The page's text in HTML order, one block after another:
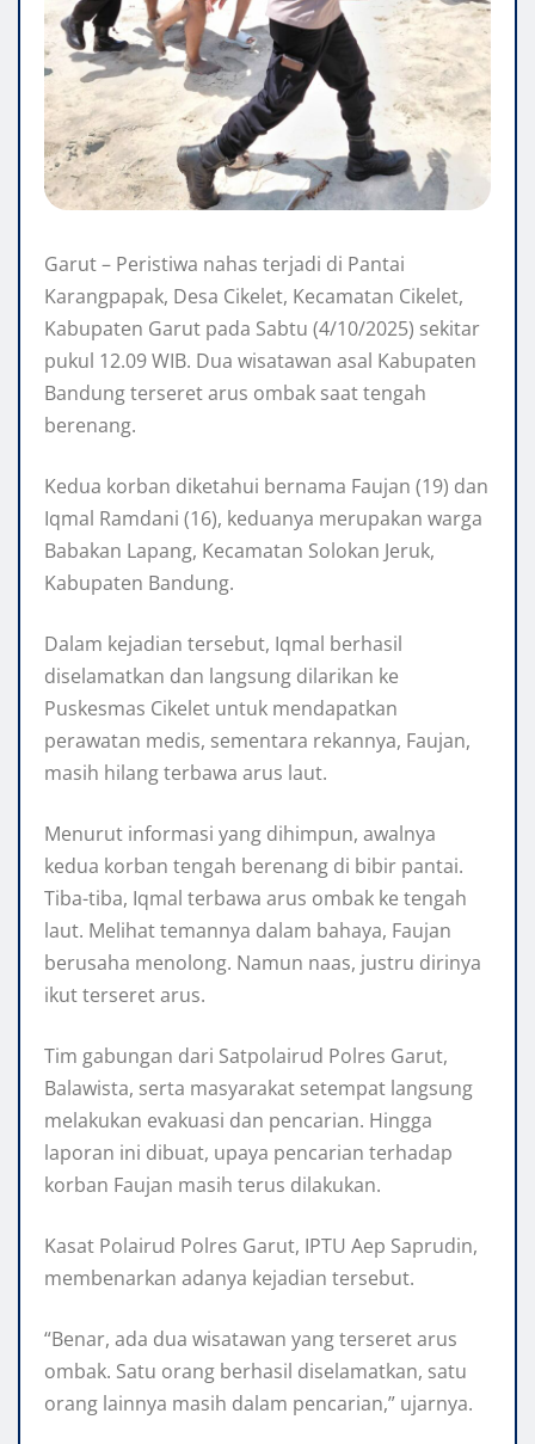
Garut – Peristiwa nahas terjadi di Pantai
Karangpapak, Desa Cikelet, Kecamatan Cikelet,
Kabupaten Garut pada Sabtu (4/10/2025) sekitar
pukul 12.09 WIB. Dua wisatawan asal Kabupaten
Bandung terseret arus ombak saat tengah
berenang.
Kedua korban diketahui bernama Faujan (19) dan
Iqmal Ramdani (16), keduanya merupakan warga
Babakan Lapang, Kecamatan Solokan Jeruk,
Kabupaten Bandung.
Dalam kejadian tersebut, Iqmal berhasil
diselamatkan dan langsung dilarikan ke
Puskesmas Cikelet untuk mendapatkan
perawatan medis, sementara rekannya, Faujan,
masih hilang terbawa arus laut.
Menurut informasi yang dihimpun, awalnya
kedua korban tengah berenang di bibir pantai.
Tiba-tiba, Iqmal terbawa arus ombak ke tengah
laut. Melihat temannya dalam bahaya, Faujan
berusaha menolong. Namun naas, justru dirinya
ikut terseret arus.
Tim gabungan dari Satpolairud Polres Garut,
Balawista, serta masyarakat setempat langsung
melakukan evakuasi dan pencarian. Hingga
laporan ini dibuat, upaya pencarian terhadap
korban Faujan masih terus dilakukan.
Kasat Polairud Polres Garut, IPTU Aep Saprudin,
membenarkan adanya kejadian tersebut.
“Benar, ada dua wisatawan yang terseret arus
ombak. Satu orang berhasil diselamatkan, satu
orang lainnya masih dalam pencarian,” ujarnya.